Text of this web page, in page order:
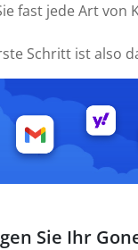
fast jede Art
Schritt ist also
Sie Ihr